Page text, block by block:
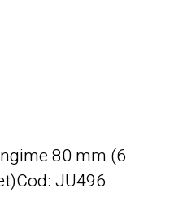
80 mm (6
JU496